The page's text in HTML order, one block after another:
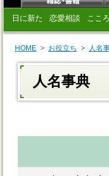
日に新た 恋愛相談 ここ
HOME お役立ち 人名
人名事典